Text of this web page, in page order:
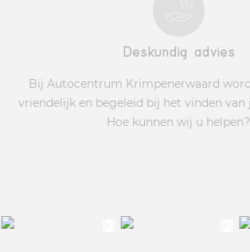
Deskundig advies
Bij Autocentrum Krimpenerwaard
vriendelijk en begeleid bij het vinden van
Hoe kunnen wij u helpen?